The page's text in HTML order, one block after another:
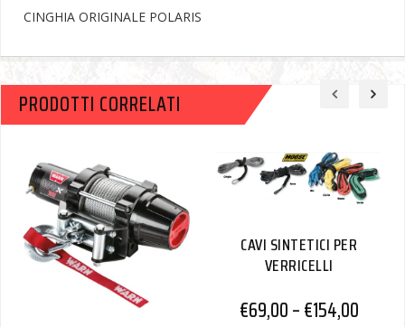
CINGHIA ORIGINALE POLARIS
PRODOTTI CORRELATI
CAVI SINTETICI PER
VERRICELLI
€69,00–€154,00